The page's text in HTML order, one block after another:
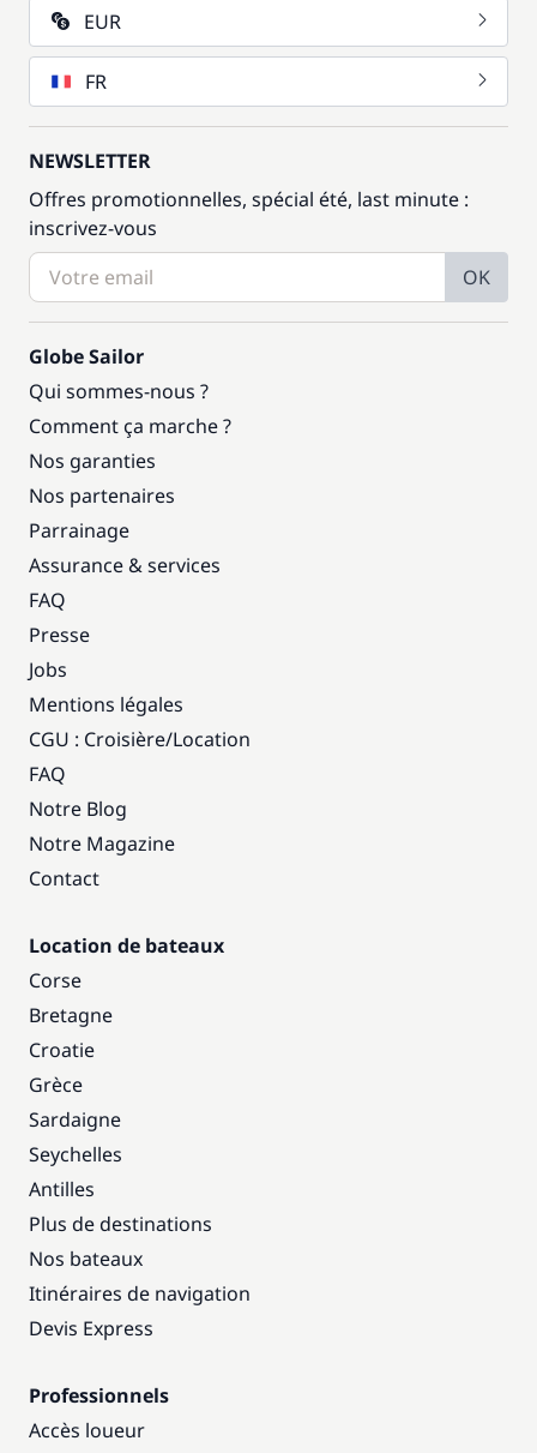
EUR
FR
NEWSLETTER
Offres promotionnelles, spécial été, last minute :
inscrivez-vous
OK
Globe Sailor
Qui sommes-nous ?
Comment ça marche ?
Nos garanties
Nos partenaires
Parrainage
Assurance & services
FAQ
Presse
Jobs
Mentions légales
CGU : Croisière/Location
FAQ
Notre Blog
Notre Magazine
Contact
Location de bateaux
Corse
Bretagne
Croatie
Grèce
Sardaigne
Seychelles
Antilles
Plus de destinations
Nos bateaux
Itinéraires de navigation
Devis Express
Professionnels
Accès loueur